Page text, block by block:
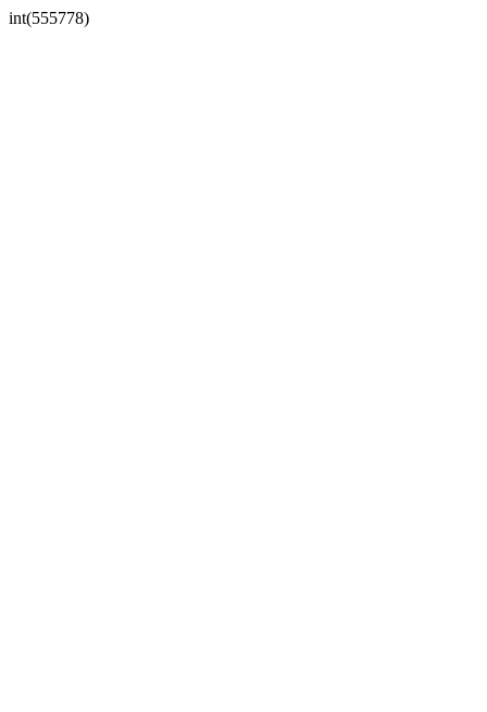
int(555778)